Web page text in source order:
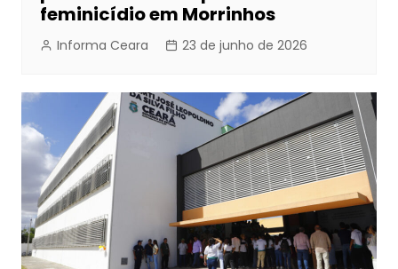
feminicídio em Morrinhos
Informa Ceara 23 de junho de 2026